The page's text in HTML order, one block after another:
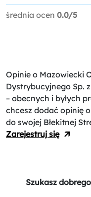
średnia ocen 0.0/5
Opinie o Mazowiecki
Dystrybucyjnego Sp.
– obecnych i byłych
chcesz dodać opinię
do swojej Błekitnej
Zarejestruj się
Szukasz